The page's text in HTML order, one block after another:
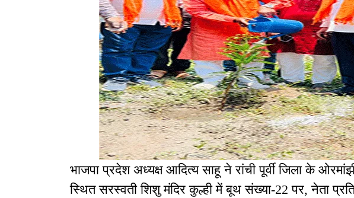
भाजपा प्रदेश अध्यक्ष आदित्य साहू ने रांची पूर्वी जिला के
स्थित सरस्वती शिशु मंदिर कुल्ही में बूथ संख्या-22 पर, नेता